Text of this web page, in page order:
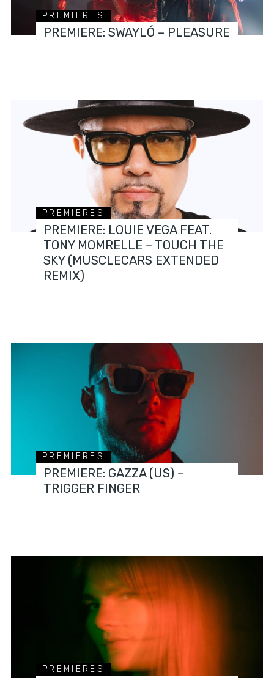
PREMIERES
PREMIERE: SWAYLÓ – PLEASURE
PREMIERES
PREMIERE: LOUIE VEGA FEAT.
TONY MOMRELLE – TOUCH THE
SKY (MUSCLECARS EXTENDED
REMIX)
PREMIERES
PREMIERE: GAZZA (US) –
TRIGGER FINGER
PREMIERES